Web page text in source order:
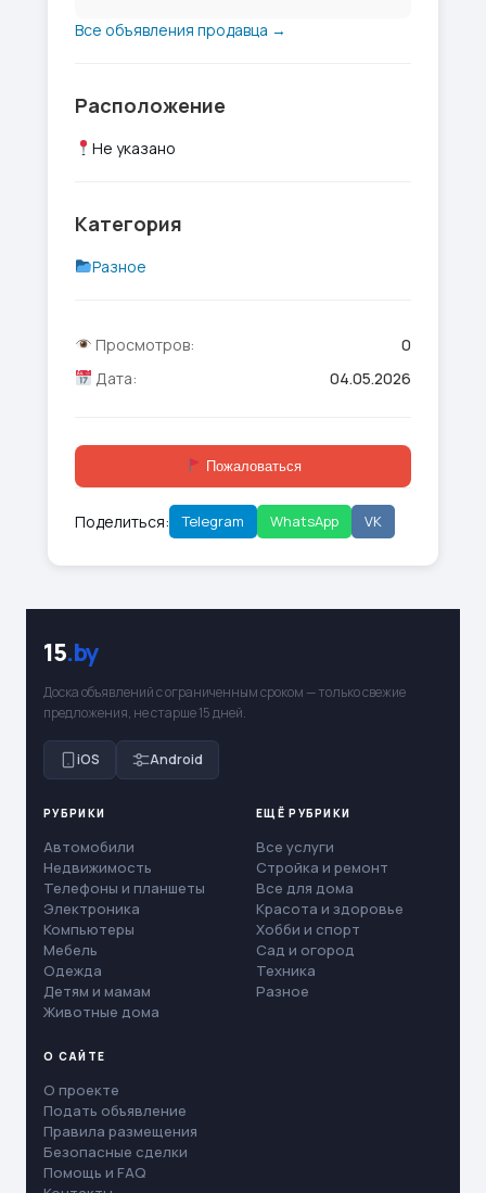
Все объявления продавца →
Расположение
Не указано
Категория
Разное
Просмотров:
0
Дата:
04.05.2026
Пожаловаться
Поделиться: Telegram WhatsApp VK
15.by
Доска объявлений с ограниченным сроком — только свежие
предложения, не старше 15 дней.
iOS Android
РУБРИКИ
Автомобили
Недвижимость
Телефоны и планшеты
Электроника
Компьютеры
Мебель
Одежда
Детям и мамам
Животные дома
ЕЩЁ РУБРИКИ
Все услуги
Стройка и ремонт
Все для дома
Красота и здоровье
Хобби и спорт
Сад и огород
Техника
Разное
О САЙТЕ
О проекте
Подать объявление
Правила размещения
Безопасные сделки
Помощь и FAQ